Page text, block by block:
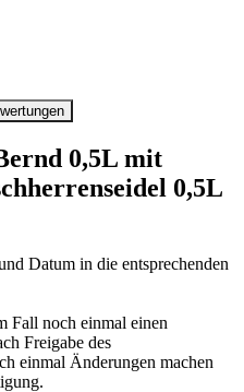
0,5L mit
0,5L
Datum in die entsprechenden
Fall noch einmal einen
Freigabe des
einmal Änderungen machen